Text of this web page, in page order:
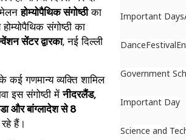
होम्योपैथिक संगोष्ठीका
संगोष्ठी का
सेंटर द्वारका, नई दिल्ली
कई गणमान्य व्यक्ति शामिल
इस संगोष्ठी मेंनीदरलैंड,
और बांग्लादेश से 8
हैं।
Important Days
DanceFestival
Government
Important Day
Science and